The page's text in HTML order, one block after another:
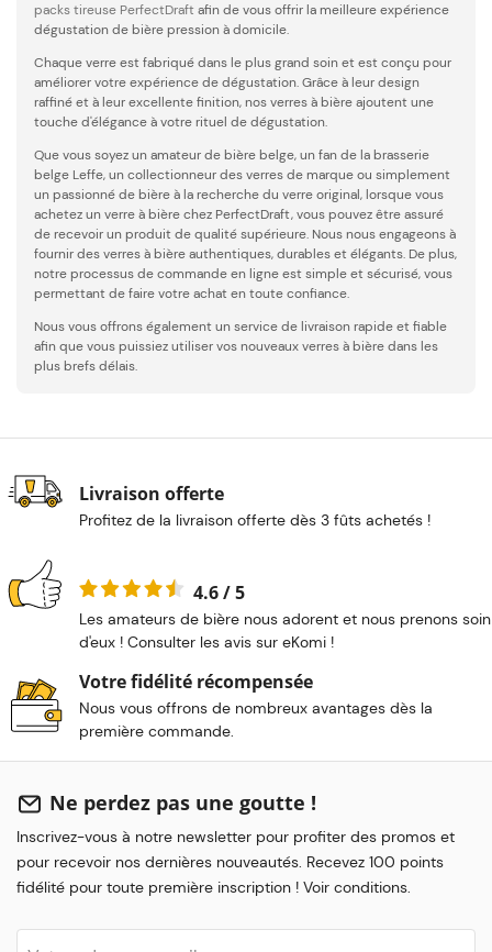
packs tireuse PerfectDraft afin de vous offrir la meilleure expérience
dégustation de bière pression à domicile.
Chaque verre est fabriqué dans le plus grand soin et est conçu pour
améliorer votre expérience de dégustation. Grâce à leur design
raffiné et à leur excellente finition, nos verres à bière ajoutent une
touche d'élégance à votre rituel de dégustation.
Que vous soyez un amateur de bière belge, un fan de la brasserie
belge Leffe, un collectionneur des verres de marque ou simplement
un passionné de bière à la recherche du verre original, lorsque vous
achetez un verre à bière chez PerfectDraft, vous pouvez être assuré
de recevoir un produit de qualité supérieure. Nous nous engageons à
fournir des verres à bière authentiques, durables et élégants. De plus,
notre processus de commande en ligne est simple et sécurisé, vous
permettant de faire votre achat en toute confiance.
Nous vous offrons également un service de livraison rapide et fiable
afin que vous puissiez utiliser vos nouveaux verres à bière dans les
plus brefs délais.
Livraison offerte
Profitez de la livraison offerte dès 3 fûts achetés !
4.6 / 5
Les amateurs de bière nous adorent et nous prenons soin
d'eux ! Consulter les avis sur eKomi !
Votre fidélité récompensée
Nous vous offrons de nombreux avantages dès la
première commande.
Ne perdez pas une goutte !
Inscrivez-vous à notre newsletter pour profiter des promos et
pour recevoir nos dernières nouveautés. Recevez 100 points
fidélité pour toute première inscription ! Voir conditions.